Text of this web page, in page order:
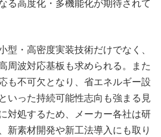
る高度化・多機能化が期待されて
型・高密度実装技術だけでなく、
周波対応基板も求められる。また
も不可欠となり、省エネルギー設
いった持続可能性志向も強まる見
対処するため、メーカー各社は研
新素材開発や新工法導入にも取り